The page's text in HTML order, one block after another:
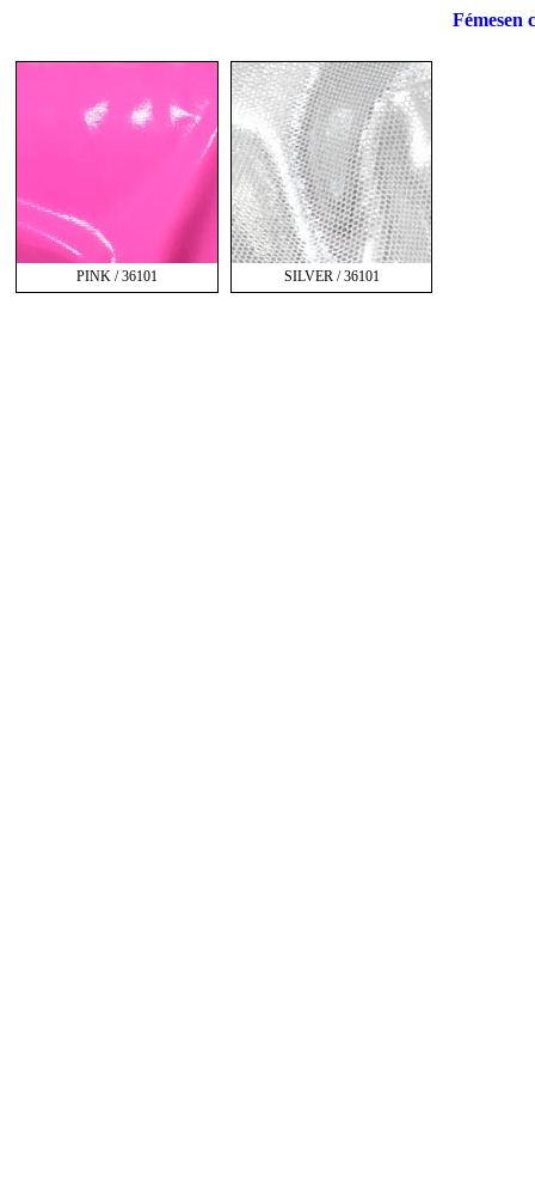
Fémesen
PINK / 36101 SILVER / 36101